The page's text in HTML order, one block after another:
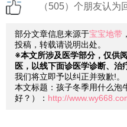
（505）个朋友认为
部分文章信息来源于宝宝地带 ，
投稿，转载请说明出处。
※本文所涉及医学部分，仅供
医，以线下面诊医学诊断、治
我们将立即予以纠正并致歉!。
本文标题：孩子冬季用什么泡
好？）： http://